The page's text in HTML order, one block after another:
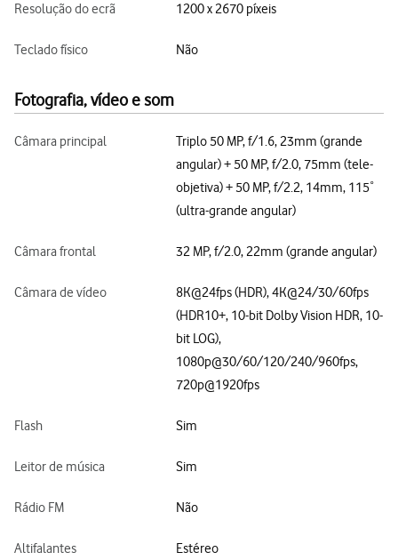
Resolução do ecrã 1200 x 2670 píxeis
Teclado físico Não
Fotografia, vídeo e som
Câmara principal
Triplo 50 MP, f/1.6, 23mm (grande
angular) + 50 MP, f/2.0, 75mm (tele-
objetiva) + 50 MP, f/2.2, 14mm, 115˚
(ultra-grande angular)
Câmara frontal 32 MP, f/2.0, 22mm (grande angular)
Câmara de vídeo
8K@24fps (HDR), 4K@24/30/60fps
(HDR10+, 10-bit Dolby Vision HDR, 10-
bit LOG),
1080p@30/60/120/240/960fps,
720p@1920fps
Flash Sim
Leitor de música Sim
Rádio FM Não
Altifalantes Estéreo